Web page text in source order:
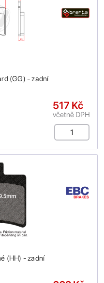
(GG) - zadní
517 Kč
včetně DPH
(HH) - zadní